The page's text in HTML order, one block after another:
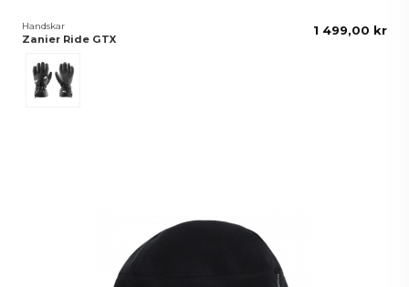
Handskar
Zanier Ride GTX
Svart
1 499,00 kr